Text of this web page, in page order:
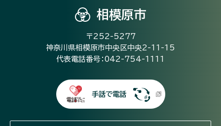
相模原市
〒252-5277
神奈川県相模原市中央区中央2-11-15
代表電話番号：042-754-1111
手話で電話